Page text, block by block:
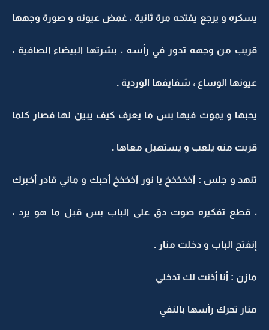
يسكره و يرجع يفتحه مرة ثانية ، غمض عيونه و صورة وجهها
قريب من وجهه تدور في رأسه ، بشرتها البيضاء الصافية ،
عيونها الوساع ، شفايفها الوردية .
يحبها و يموت فيها بس ما يعرف كيف يبين لها فصار كلما
قربت منه يلعب و يستهبل معاها .
تنهد و جلس : آخخخخخ يا نور آخخخخ أحبك و ماني قادر أخبرك
، قطع تفكيره صوت دق على الباب بس قبل ما هو يرد ،
إنفتح الباب و دخلت منار .
مازن : أنا أذنت لك تدخلي
منار تحرك رأسها بالنفي